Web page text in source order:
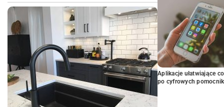
Aplikacje ułatwiające
po cyfrowych